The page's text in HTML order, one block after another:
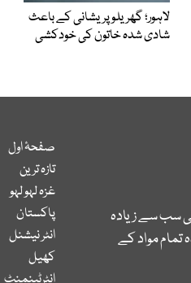
لاہور؛ گھریلو پریشانی کے باعث
شادی شدہ خاتون کی خودکشی
سب سے زیادہ
مواد کے
صفحۂ اول
تازہ ترین
غزہ لہو لہو
پاکستان
انٹر نیشنل
کھیل